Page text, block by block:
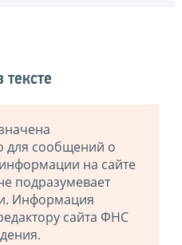
для сообщений о
на сайте
подразумевает
Информация
сайта ФНС